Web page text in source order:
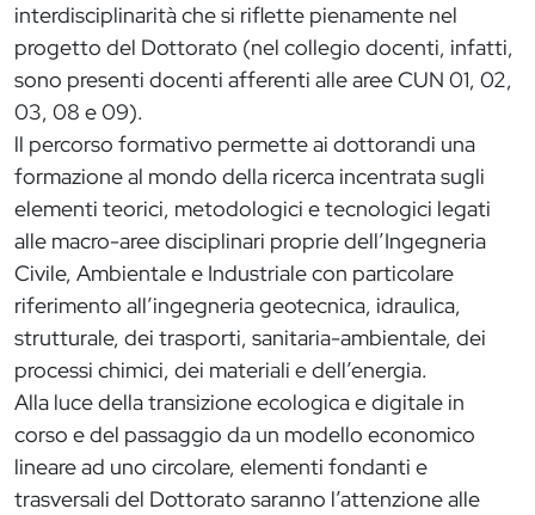
interdisciplinarità che si riflette pienamente nel
progetto del Dottorato (nel collegio docenti, infatti,
sono presenti docenti afferenti alle aree CUN 01, 02,
03, 08 e 09).
ll percorso formativo permette ai dottorandi una
formazione al mondo della ricerca incentrata sugli
elementi teorici, metodologici e tecnologici legati
alle macro-aree disciplinari proprie dell’Ingegneria
Civile, Ambientale e Industriale con particolare
riferimento all’ingegneria geotecnica, idraulica,
strutturale, dei trasporti, sanitaria-ambientale, dei
processi chimici, dei materiali e dell’energia.
Alla luce della transizione ecologica e digitale in
corso e del passaggio da un modello economico
lineare ad uno circolare, elementi fondanti e
trasversali del Dottorato saranno l’attenzione alle